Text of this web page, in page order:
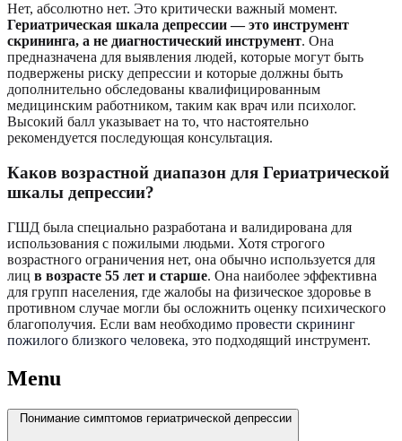
Нет, абсолютно нет. Это критически важный момент.
Гериатрическая шкала депрессии — это инструмент
скрининга, а не диагностический инструмент. Она
предназначена для выявления людей, которые могут быть
подвержены риску депрессии и которые должны быть
дополнительно обследованы квалифицированным
медицинским работником, таким как врач или психолог.
Высокий балл указывает на то, что настоятельно
рекомендуется последующая консультация.
Каков возрастной диапазон для Гериатрической
шкалы депрессии?
ГШД была специально разработана и валидирована для
использования с пожилыми людьми. Хотя строгого
возрастного ограничения нет, она обычно используется для
лиц в возрасте 55 лет и старше. Она наиболее эффективна
для групп населения, где жалобы на физическое здоровье в
противном случае могли бы осложнить оценку психического
благополучия. Если вам необходимо провести скрининг
пожилого близкого человека, это подходящий инструмент.
Menu
Понимание симптомов гериатрической депрессии